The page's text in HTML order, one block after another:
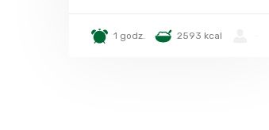
1 godz. 2593 kcal